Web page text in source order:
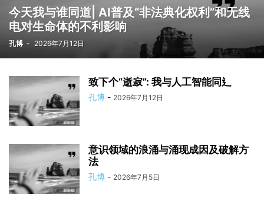
今天我与谁同道| AI普及“非法典化权利”和无线
电对生命体的不利影响
孔博 - 2026年7月12日
致下个“逝寂”: 我与人工智能同⻎
孔博 - 2026年7月12日
意识领域的浪涌与涌现成因及破解方
法
孔博 - 2026年7月5日